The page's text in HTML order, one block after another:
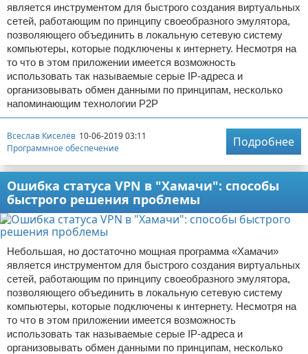
является инструментом для быстрого создания виртуальных
сетей, работающим по принципу своеобразного эмулятора,
позволяющего объединить в локальную сетевую систему
компьютеры, которые подключены к интернету. Несмотря на
то что в этом приложении имеется возможность
использовать так называемые серые IP-адреса и
организовывать обмен данными по принципам, несколько
напоминающим технологии Р2Р
Всеслав Киселёв 10-06-2019 03:11
Программное обеспечение
Подробнее
Ошибка статуса VPN в "Хамачи": способы
быстрого решения проблемы
Небольшая, но достаточно мощная программа «Хамачи»
является инструментом для быстрого создания виртуальных
сетей, работающим по принципу своеобразного эмулятора,
позволяющего объединить в локальную сетевую систему
компьютеры, которые подключены к интернету. Несмотря на
то что в этом приложении имеется возможность
использовать так называемые серые IP-адреса и
организовывать обмен данными по принципам, несколько